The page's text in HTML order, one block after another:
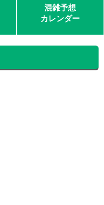
混雑予想
カレンダー